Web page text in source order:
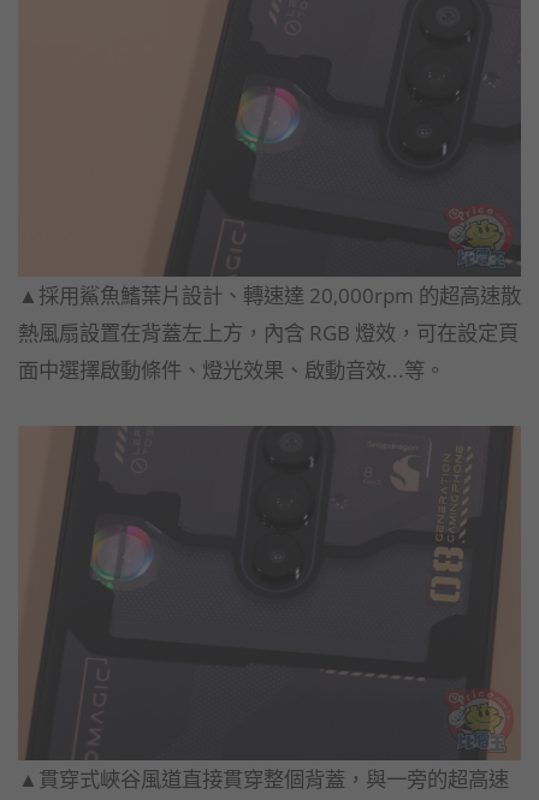
▲採用鯊魚鰭葉片設計、轉速達 20,000rpm 的超高速散
熱風扇設置在背蓋左上方，內含 RGB 燈效，可在設定頁
面中選擇啟動條件、燈光效果、啟動音效...等。
▲貫穿式峽谷風道直接貫穿整個背蓋，與一旁的超高速